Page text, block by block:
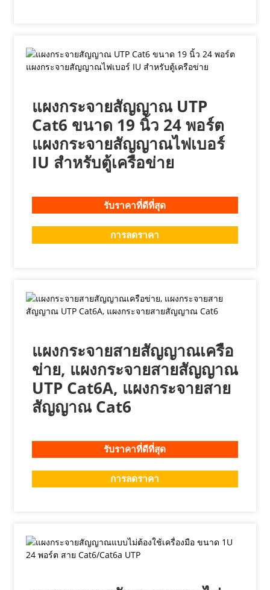
แผงกระจายสัญญาณ UTP
Cat6 ขนาด 19 นิ้ว 24 พอร์ต
แผงกระจายสัญญาณไฟเบอร์
IU สำหรับตู้เครือข่าย
รับราคาที่ดีที่สุด
การลดราคา
แผงกระจายสายสัญญาณเครือ
ข่าย, แผงกระจายสายสัญญาณ
UTP Cat6A, แผงกระจายสาย
สัญญาณ Cat6
รับราคาที่ดีที่สุด
การลดราคา